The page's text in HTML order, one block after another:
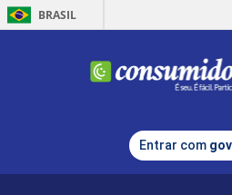
BRASIL
Entrar com